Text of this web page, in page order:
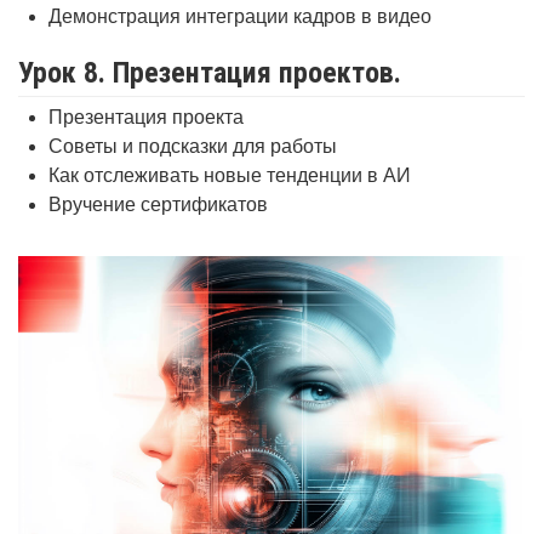
Демонстрация интеграции кадров в видео
Урок 8. Презентация проектов.
Презентация проекта
Советы и подсказки для работы
Как отслеживать новые тенденции в АИ
Вручение сертификатов